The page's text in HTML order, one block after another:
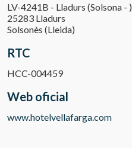
LV-4241B - Lladurs (Solsona - )
25283 Lladurs
Solsonès (Lleida)
RTC
HCC-004459
Web oficial
www.hotelvellafarga.com